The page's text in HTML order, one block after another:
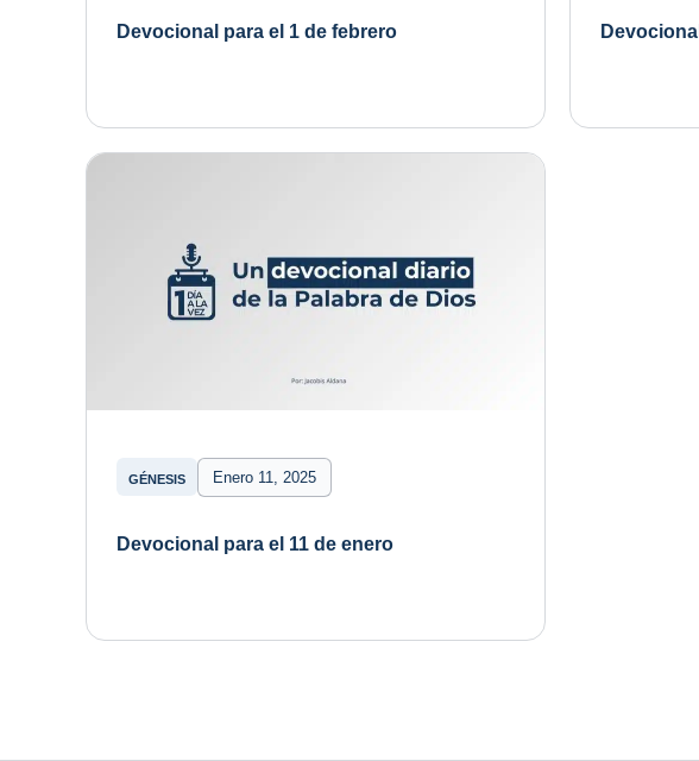
Devocional para el 1 de febrero
GÉNESIS Enero 11, 2025
Devocional para el 11 de enero